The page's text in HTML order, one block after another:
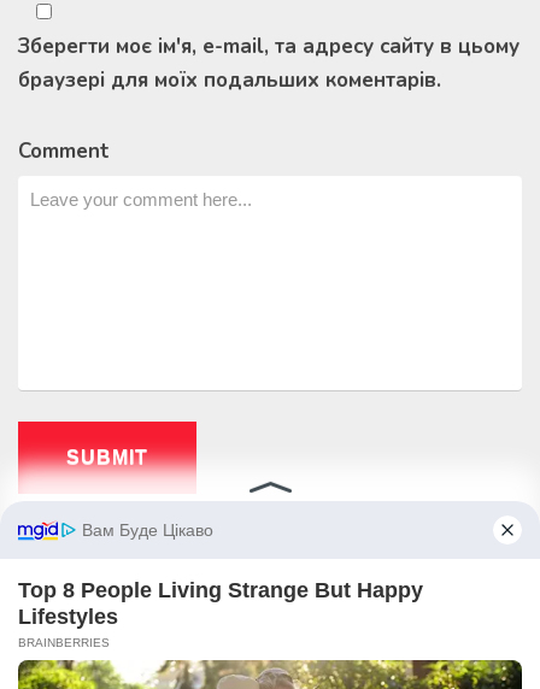
Зберегти моє ім'я, e-mail, та адресу сайту в цьому
браузері для моїх подальших коментарів.
Comment